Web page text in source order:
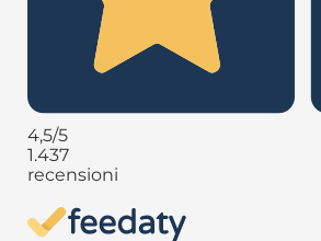
4,5/5
1.437
recensioni